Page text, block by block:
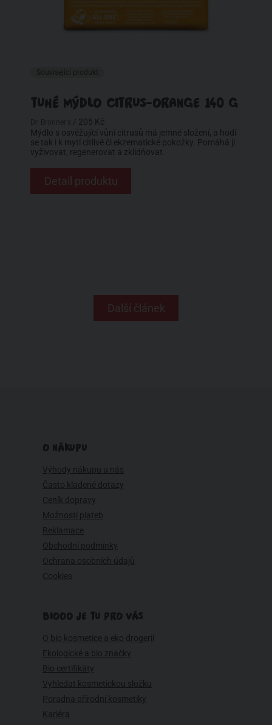
TUHÉ MÝDLO CITRUS-ORANGE 140 G
/ 205 Kč
Mýdlo s osvěžující vůní citrusů má jemné složení, a hodí
se tak i k mytí citlivé či ekzematické pokožky. Pomáhá ji
vyživovat, regenerovat a zklidňovat.
Detail produktu
Další článek
O NÁKUPU
Výhody nákupu u nás
Často kladené dotazy
Ceník dopravy
Možnosti plateb
Reklamace
Obchodní podmínky
Ochrana osobních údajů
Cookies
BIOOO JE TU PRO VÁS
O bio kosmetice a eko drogerii
Ekologické a bio značky
Bio certifikáty
Vyhledat kosmetickou složku
Poradna přírodní kosmetiky
Kariéra